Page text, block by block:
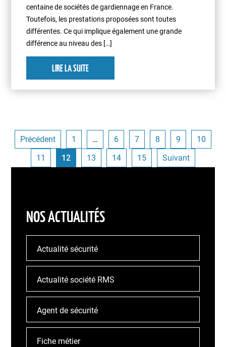
centaine de sociétés de gardiennage en France.
Toutefois, les prestations proposées sont toutes
différentes. Ce qui implique également une grande
différence au niveau des […]
LIRE LA SUITE
Précédent 1 … 6 7 8 9
10
11
12 13 14 15 Suivant
NOS ACTUALITÉS
Actualité sécurité
Actualité société RMS
Agent de sécurité
Fiche métier